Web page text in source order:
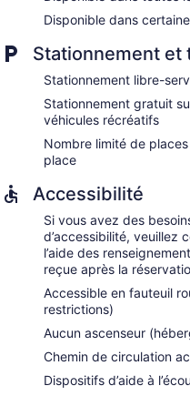
Disponible dans
Stationnement et
Stationnement libre-
Stationnement gratuit
véhicules récréatifs
Nombre limité de
place
Accessibilité
Si vous avez des
d’accessibilité, veuillez
l’aide des
reçue après la
Accessible en fauteuil
restrictions)
Aucun ascenseur
Chemin de circulation
Dispositifs d’aide à